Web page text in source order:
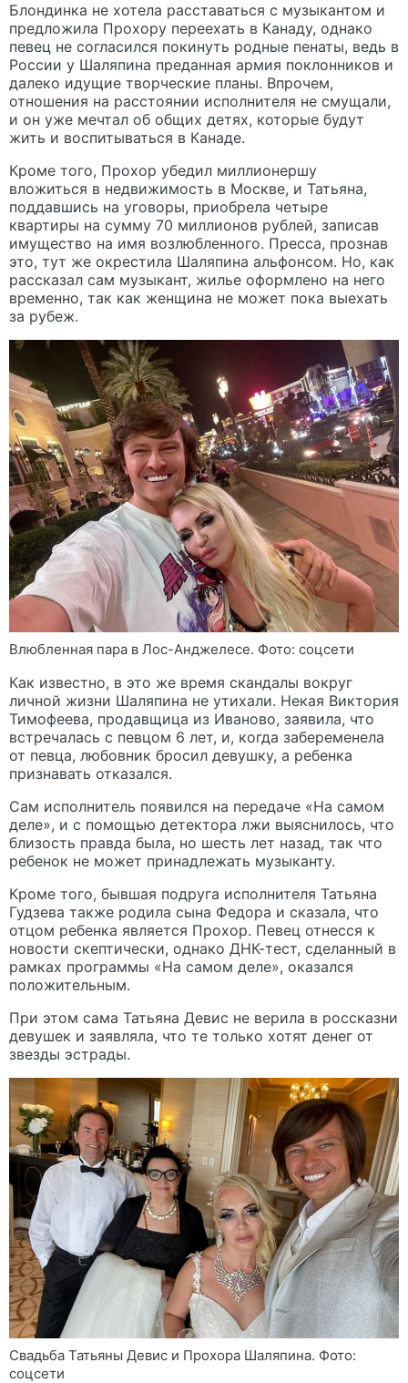
Блондинка не хотела расставаться с музыкантом и
предложила Прохору переехать в Канаду, однако
певец не согласился покинуть родные пенаты, ведь в
России у Шаляпина преданная армия поклонников и
далеко идущие творческие планы. Впрочем,
отношения на расстоянии исполнителя не смущали,
и он уже мечтал об общих детях, которые будут
жить и воспитываться в Канаде.
Кроме того, Прохор убедил миллионершу
вложиться в недвижимость в Москве, и Татьяна,
поддавшись на уговоры, приобрела четыре
квартиры на сумму 70 миллионов рублей, записав
имущество на имя возлюбленного. Пресса, прознав
это, тут же окрестила Шаляпина альфонсом. Но, как
рассказал сам музыкант, жилье оформлено на него
временно, так как женщина не может пока выехать
за рубеж.
Влюбленная пара в Лос-Анджелесе. Фото: соцсети
Как известно, в это же время скандалы вокруг
личной жизни Шаляпина не утихали. Некая Виктория
Тимофеева, продавщица из Иваново, заявила, что
встречалась с певцом 6 лет, и, когда забеременела
от певца, любовник бросил девушку, а ребенка
признавать отказался.
Сам исполнитель появился на передаче «На самом
деле», и с помощью детектора лжи выяснилось, что
близость правда была, но шесть лет назад, так что
ребенок не может принадлежать музыканту.
Кроме того, бывшая подруга исполнителя Татьяна
Гудзева также родила сына Федора и сказала, что
отцом ребенка является Прохор. Певец отнесся к
новости скептически, однако ДНК-тест, сделанный в
рамках программы «На самом деле», оказался
положительным.
При этом сама Татьяна Девис не верила в россказни
девушек и заявляла, что те только хотят денег от
звезды эстрады.
Свадьба Татьяны Девис и Прохора Шаляпина. Фото:
соцсети